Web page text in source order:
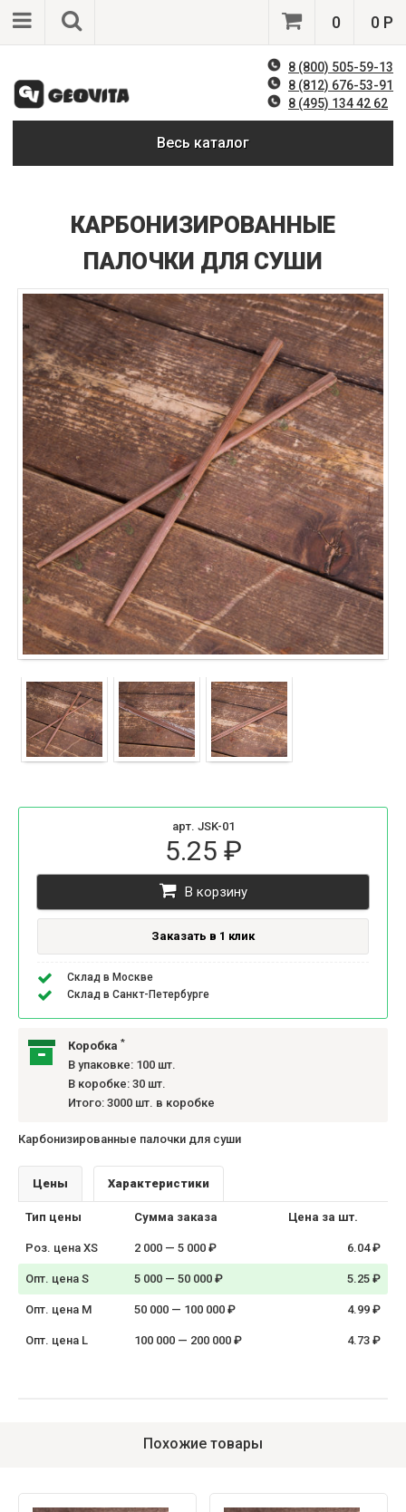
0 0 Р
8 (800) 505-59-13
8 (812) 676-53-91
8 (495) 134 42 62
Весь каталог
КАРБОНИЗИРОВАННЫЕ
ПАЛОЧКИ ДЛЯ СУШИ
арт. JSK-01
5.25 ₽
В корзину
Заказать в 1 клик
Склад в Москве
Склад в Санкт-Петербурге
Коробка *
В упаковке: 100 шт.
В коробке: 30 шт.
Итого: 3000 шт. в коробке
Карбонизированные палочки для суши
Цены Характеристики
Тип цены Сумма заказа Цена за шт.
Роз. цена XS 2 000 — 5 000 ₽ 6.04 ₽
Опт. цена S 5 000 — 50 000 ₽ 5.25 ₽
Опт. цена M 50 000 — 100 000 ₽ 4.99 ₽
Опт. цена L 100 000 — 200 000 ₽ 4.73 ₽
Похожие товары